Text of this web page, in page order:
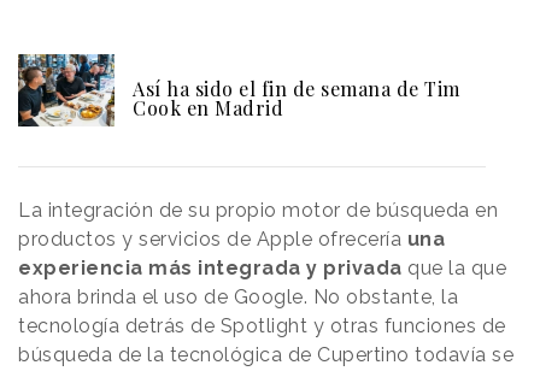
Así ha sido el fin de semana de Tim
Cook en Madrid
La integración de su propio motor de búsqueda en
productos y servicios de Apple ofrecería una
experiencia más integrada y privada que la que
ahora brinda el uso de Google. No obstante, la
tecnología detrás de Spotlight y otras funciones de
búsqueda de la tecnológica de Cupertino todavía se